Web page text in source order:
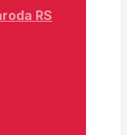
RS